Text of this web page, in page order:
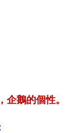
企鵝的個性。